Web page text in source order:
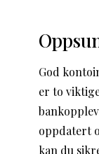
God
er to
oppdatert
kan du